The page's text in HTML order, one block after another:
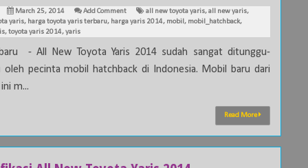
March 25, 2014 Add Comment all new toyota yaris,all new yaris,
yaris, harga toyota yaris terbaru, harga yaris 2014, mobil , mobil_hatchback,
,toyota yaris 2014,yaris
- All New Toyota Yaris 2014 sudah sangat ditunggu-
oleh pecinta mobil hatchback di Indonesia. Mobil baru dari
m...
Read More